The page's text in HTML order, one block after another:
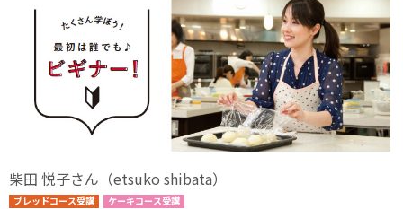
柴田 悦子さん（etsuko shibata）
ブレッドコース受講 ケーキコース受講